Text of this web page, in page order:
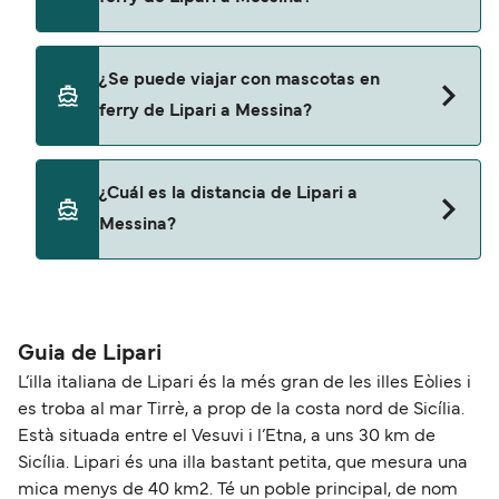
Messina.
¿Se puede viajar con mascotas en
ferry de Lipari a Messina?
ferry. Puede que necesites el pasaporte de tus
mascotas y otros documentos. Actualmente
puedes viajar con mascotas con:
¿Cuál es la distancia de Lipari a
Messina?
Guia de Lipari
L’illa italiana de Lipari és la més gran de les illes Eòlies i
es troba al mar Tirrè, a prop de la costa nord de Sicília.
Està situada entre el Vesuvi i l’Etna, a uns 30 km de
Sicília. Lipari és una illa bastant petita, que mesura una
mica menys de 40 km2. Té un poble principal, de nom